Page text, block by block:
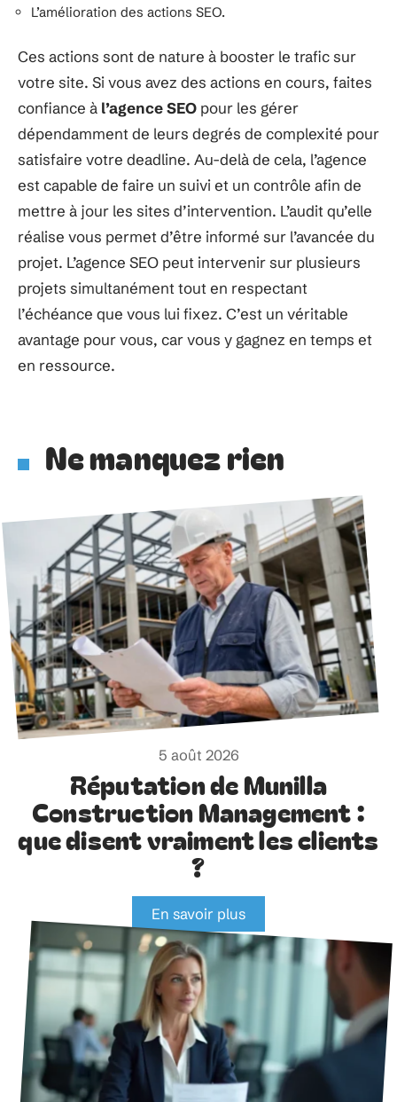
L’amélioration des actions SEO.
Ces actions sont de nature à booster le trafic sur
votre site. Si vous avez des actions en cours, faites
confiance à l’agence SEO pour les gérer
dépendamment de leurs degrés de complexité pour
satisfaire votre deadline. Au-delà de cela, l’agence
est capable de faire un suivi et un contrôle afin de
mettre à jour les sites d’intervention. L’audit qu’elle
réalise vous permet d’être informé sur l’avancée du
projet. L’agence SEO peut intervenir sur plusieurs
projets simultanément tout en respectant
l’échéance que vous lui fixez. C’est un véritable
avantage pour vous, car vous y gagnez en temps et
en ressource.
Ne manquez rien
5 août 2026
Réputation de Munilla
Construction Management :
que disent vraiment les clients
?
En savoir plus